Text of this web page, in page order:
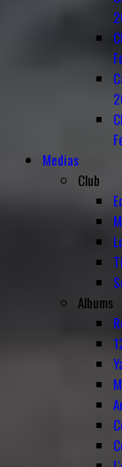
Medias
Club
Albums